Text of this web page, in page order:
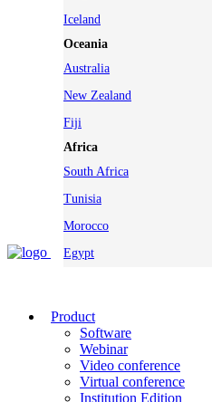
Iceland
Oceania
Australia
New Zealand
Fiji
Africa
South Africa
Tunisia
Morocco
Egypt
Product
Software
Webinar
Video conference
Virtual conference
Institution Edition